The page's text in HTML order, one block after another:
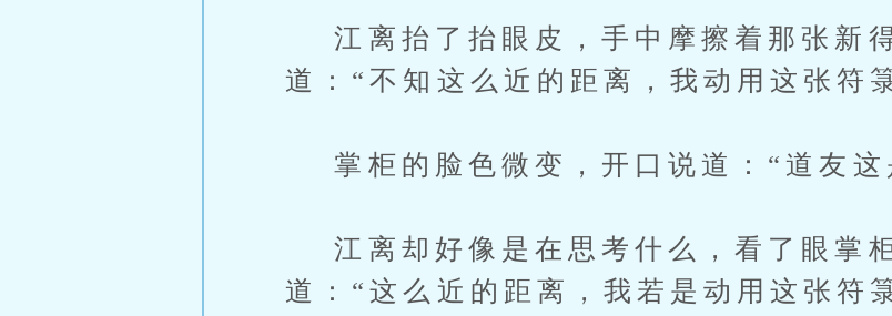
江离抬了抬眼皮，手中摩擦着那张新
道：“不知这么近的距离，我动用这张符
掌柜的脸色微变，开口说道：“道友这
江离却好像是在思考什么，看了眼掌
道：“这么近的距离，我若是动用这张符